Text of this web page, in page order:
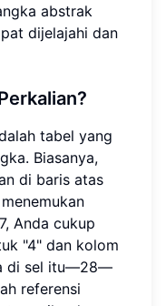
abstrak
dijelajahi dan
tabel yang
Biasanya,
di baris atas
Anda cukup
"4" dan kolom
di sel itu—28—
referensi